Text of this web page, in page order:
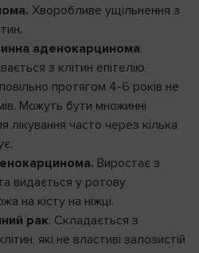
Хворобливе ущільнення з
аденокарцинома.
з клітин епітелію,
протягом 4-6 років не
Можуть бути множинні
лікування часто через кілька
Виростає з
видається у ротову
на кісту на ніжці.
рак. Складається з
які не властиві залозистій